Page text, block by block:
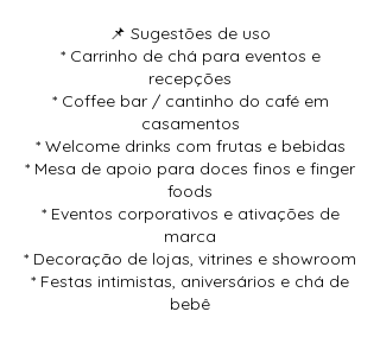
📌 Sugestões de uso
* Carrinho de chá para eventos e
recepções
* Coffee bar / cantinho do café em
casamentos
* Welcome drinks com frutas e bebidas
* Mesa de apoio para doces finos e finger
foods
* Eventos corporativos e ativações de
marca
* Decoração de lojas, vitrines e showroom
* Festas intimistas, aniversários e chá de
bebê